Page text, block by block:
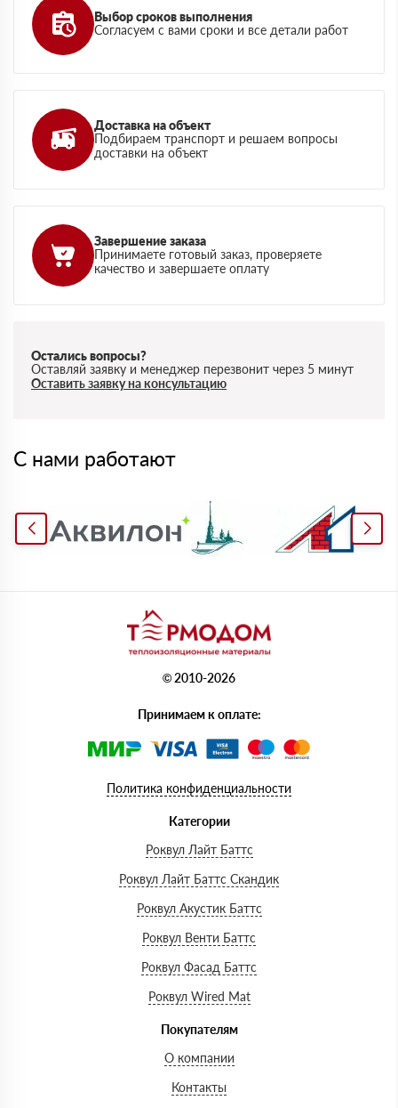
Выбор сроков выполнения
Согласуем с вами сроки и все детали работ
Доставка на объект
Подбираем транспорт и решаем вопросы
доставки на объект
Завершение заказа
Принимаете готовый заказ, проверяете
качество и завершаете оплату
Остались вопросы?
Оставляй заявку и менеджер перезвонит через 5 минут
Оставить заявку на консультацию
С нами работают
© 2010-2026
Принимаем к оплате:
Политика конфиденциальности
Категории
Роквул Лайт Баттс
Роквул Лайт Баттс Скандик
Роквул Акустик Баттс
Роквул Венти Баттс
Роквул Фасад Баттс
Роквул Wired Mat
Покупателям
О компании
Контакты